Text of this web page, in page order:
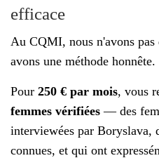
efficace
Au CQMI, nous n'avons
avons une méthode honnête.
Pour 250 € par mois, vous
femmes vérifiées — des
interviewées par Boryslava,
connues, et qui ont